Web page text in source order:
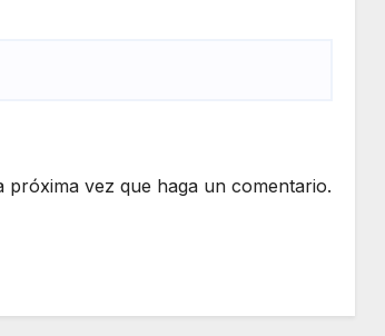
vez que haga un comentario.